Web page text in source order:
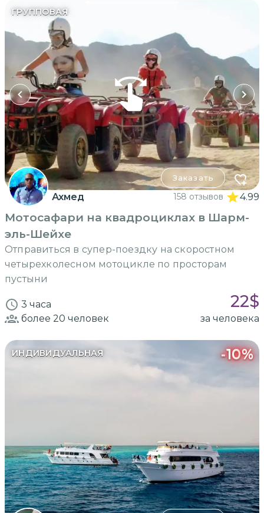
ГРУППОВАЯ
Заказать
Ахмед 158 отзывов 4.99
Мотосафари на квадроциклах в Шарм-
эль-Шейхе
Отправиться в супер-поездку на скоростном
четырехколесном мотоцикле по просторам
пустыни
3 часа 22$
более 20 человек за человека
ИНДИВИДУАЛЬНАЯ -10%